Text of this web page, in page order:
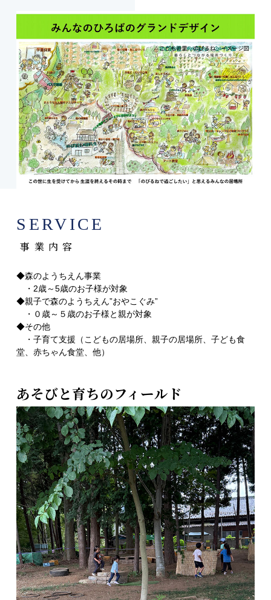
事業内容
◆森のようちえん事業
・2歳～5歳のお子様が対象
◆親子で森のようちえん”おやこぐみ”
・０歳～５歳のお子様と親が対象
◆その他
・子育て支援（こどもの居場所、親子の居場所、子ども食
堂、赤ちゃん食堂、他）
あそびと育ちのフィールド